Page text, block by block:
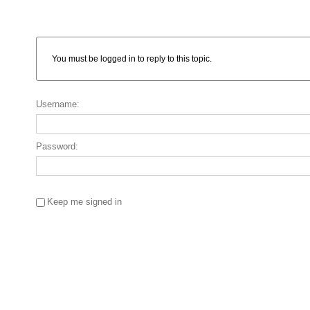
You must be logged in to reply to this topic.
Username:
Password:
Keep me signed in